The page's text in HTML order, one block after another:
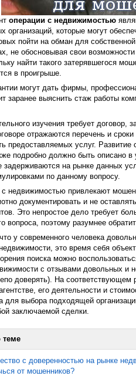
операции с недвижимостью
организаций, которые могут
пойти на обман для
не обосновывая свои
найти такого затерявшегося
в проигрыше.
могут дать фирмы,
заранее выяснить стаж работы
изучения требует договор,
отражаются перечень и
предоставляемых услуг.
подробно должно быть описано
задерживаются на рынке данных
по данному вопросу.
недвижимостью привлекают
документировать и не
Это непростое дело требует
вопроса, поэтому разумнее
у современного человека
это время себя
поиска можно
с отзывами довольных
доверять). На
его деятельности и
для выбора подходящей
заключаемой сделки.
теме
с доверенностью на рынке
от мошенников?